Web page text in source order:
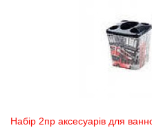
Набір 2пр аксесуарів для